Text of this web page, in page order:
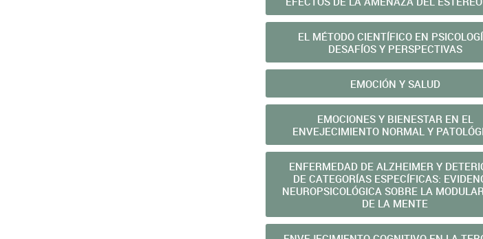
EL MÉTODO CIENTÍFICO EN
DESAFÍOS Y PERSPECTIVAS
EMOCIÓN Y SALUD
EMOCIONES Y BIENESTAR EN EL
ENVEJECIMIENTO NORMAL Y
ENFERMEDAD DE ALZHEIMER Y
DE CATEGORÍAS ESPECÍFICAS:
NEUROPSICOLÓGICA SOBRE LA
DE LA MENTE